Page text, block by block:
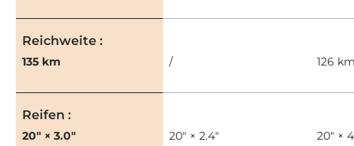
Reichweite
135 km / 126
Reifen
20" × 3.0" 20" × 2.4" 20" ×